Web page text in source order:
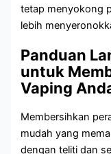
tetap menyokong
lebih
Panduan
untuk
Vaping
Membersihkan
mudah yang
dengan teliti dan